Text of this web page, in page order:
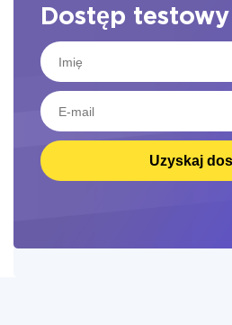
Dostęp testowy
Uzyskaj